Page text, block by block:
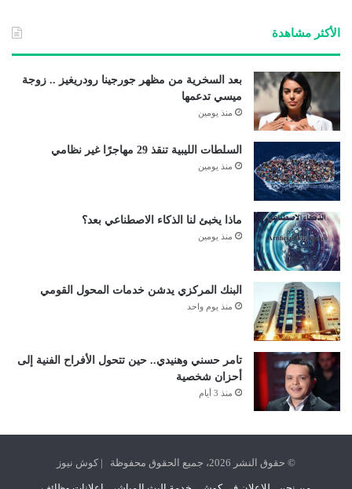
الأكثر مشاهدة
بعد السخرية من مظهر جورجينا رودريغيز .. زوجة
ميسي تدعمها
منذ يومين
السلطات الليبية تنقذ 29 مهاجرًا غير نظامي
منذ يومين
ماذا يخبئ لنا الذكاء الاصطناعي بعد؟
منذ يومين
البنك المركزي يدشن خدمات المحول القومي
منذ يوم واحد
تامر حسني وهنيدي.. حين تتحول الأفراح الفنية إلى
أحزان شخصية
منذ 3 أيام
© حقوق النشر 2026، جميع الحقوق محفوظة | كوش نيوز